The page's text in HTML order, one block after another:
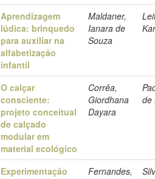
Aprendizagem
lúdica: brinquedo
para auxiliar na
alfabetização
infantil
Maldaner,
Ianara de
Souza
O calçar
consciente:
projeto conceitual
de calçado
modular em
material ecológico
Corrêa,
Giordhana
Dayara
de
Experimentação
Fernandes,